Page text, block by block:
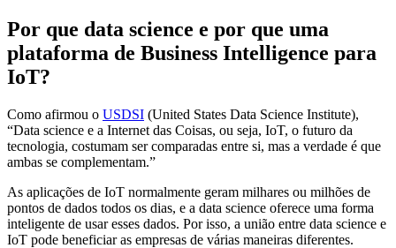
Por que data science e por que uma
plataforma de Business Intelligence para
IoT?
Como afirmou o USDSI (United States Data Science Institute),
“Data science e a Internet das Coisas, ou seja, IoT, o futuro da
tecnologia, costumam ser comparadas entre si, mas a verdade é que
ambas se complementam.”
As aplicações de IoT normalmente geram milhares ou milhões de
pontos de dados todos os dias, e a data science oferece uma forma
inteligente de usar esses dados. Por isso, a união entre data science e
IoT pode beneficiar as empresas de várias maneiras diferentes.